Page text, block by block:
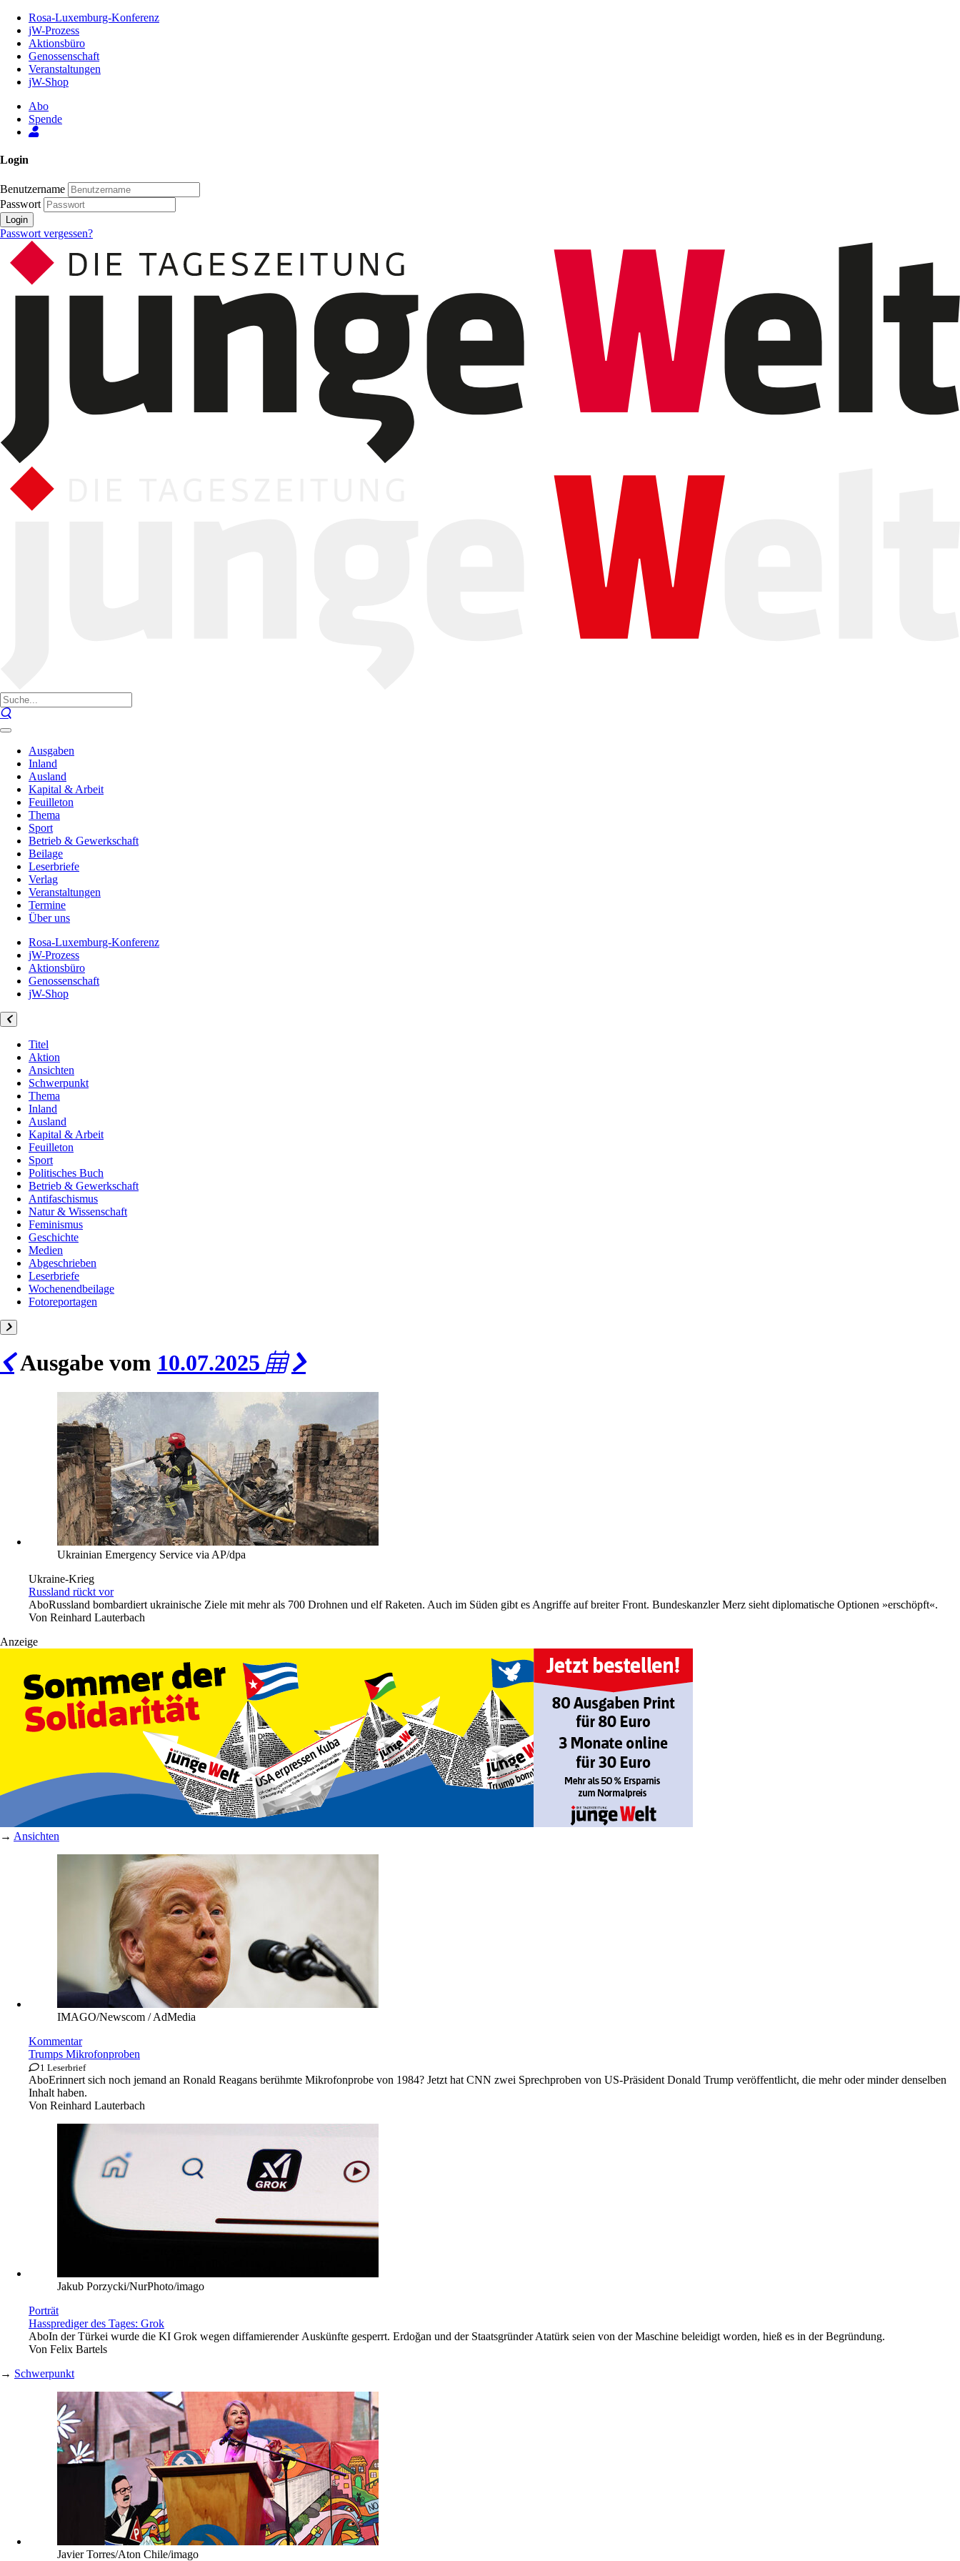
Inhalt
Seite
Rosa-Luxemburg-Konferenz
jW-Prozess
Aktionsbüro
Genossenschaft
Veranstaltungen
jW-Shop
Abo
Spende
Login
Benutzername
Passwort
Login
Passwort vergessen?
Ausgaben
Inland
Ausland
Kapital & Arbeit
Feuilleton
Thema
Sport
Betrieb & Gewerkschaft
Beilage
Leserbriefe
Verlag
Veranstaltungen
Termine
Über uns
Rosa-Luxemburg-Konferenz
jW-Prozess
Aktionsbüro
Genossenschaft
jW-Shop
Titel
Aktion
Ansichten
Schwerpunkt
Thema
Inland
Ausland
Kapital & Arbeit
Feuilleton
Sport
Politisches Buch
Betrieb & Gewerkschaft
Antifaschismus
Natur & Wissenschaft
Feminismus
Geschichte
Medien
Abgeschrieben
Leserbriefe
Wochenendbeilage
Fotoreportagen
Ausgabe vom 10.07.2025
Ukrainian Emergency Service via AP/dpa
Ukraine-Krieg
Russland rückt vor
AboRussland bombardiert ukrainische Ziele mit mehr als 700 Drohnen und elf Raketen. Auch im Süden gibt es Angriffe auf breiter Front. Bundeskanzler Merz sieht diplomatische Optionen »erschöpft«.
Von Reinhard Lauterbach
Anzeige
→ Ansichten
IMAGO/Newscom / AdMedia
Kommentar
Trumps Mikrofonproben
1 Leserbrief
AboErinnert sich noch jemand an Ronald Reagans berühmte Mikrofonprobe von 1984? Jetzt hat CNN zwei Sprechproben von US-Präsident Donald Trump veröffentlicht, die mehr oder minder denselben
Inhalt haben.
Von Reinhard Lauterbach
Jakub Porzycki/NurPhoto/imago
Porträt
Hassprediger des Tages: Grok
AboIn der Türkei wurde die KI Grok wegen diffamierender Auskünfte gesperrt. Erdoğan und der Staatsgründer Atatürk seien von der Maschine beleidigt worden, hieß es in der Begründung.
Von Felix Bartels
→ Schwerpunkt
Javier Torres/Aton Chile/imago